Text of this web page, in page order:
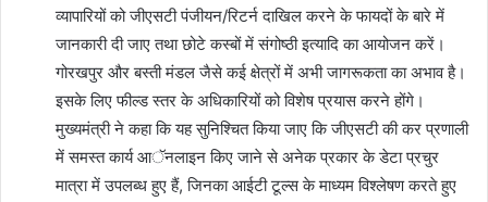
व्यापारियों को जीएसटी पंजीयन/रिटर्न दाखिल करने के फायदों के बारे में
जानकारी दी जाए तथा छोटे कस्बों में संगोष्ठी इत्यादि का आयोजन करें।
गोरखपुर और बस्ती मंडल जैसे कई क्षेत्रों में अभी जागरूकता का अभाव है।
इसके लिए फील्ड स्तर के अधिकारियों को विशेष प्रयास करने होंगे।
मुख्यमंत्री ने कहा कि यह सुनिश्चित किया जाए कि जीएसटी की कर प्रणाली
में समस्त कार्य आॅनलाइन किए जाने से अनेक प्रकार के डेटा प्रचुर
मात्रा में उपलब्ध हुए हैं, जिनका आईटी टूल्स के माध्यम विश्लेषण करते हुए